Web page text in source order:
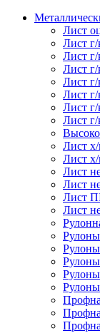
Лист
Лист г/
Лист
Лист
Лист
Лист
Лист г/
Лист г/
Лист
Лист х/
Лист
Лист
Лист
Лист